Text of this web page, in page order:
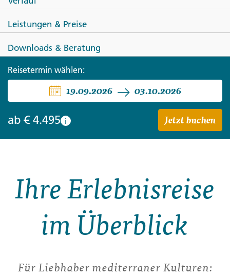
Mediterranes Flair auf Sardinien
Leistungen & Preise
Downloads & Beratung
Reisetermin wählen:
19.09.2026 03.10.2026
ab € 4.495 i Jetzt buchen
Ihre Erlebnisreise
im Überblick
Für Liebhaber mediterraner Kulturen: